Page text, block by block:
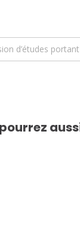
d’études